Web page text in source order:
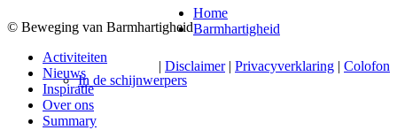
In de schijnwerpers
© Beweging van Barmhartigheid
| Disclaimer| Privacyverklaring | Colofon
Home
Barmhartigheid
Activiteiten
Nieuws
Inspiratie
Over ons
Summary